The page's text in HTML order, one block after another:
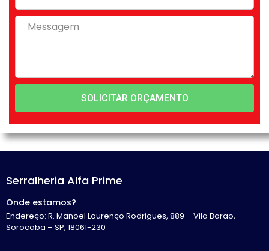
SOLICITAR ORÇAMENTO
Serralheria Alfa Prime
Onde estamos?
Endereço: R. Manoel Lourenço Rodrigues, 889 – Vila Barao,
Sorocaba – SP, 18061-230